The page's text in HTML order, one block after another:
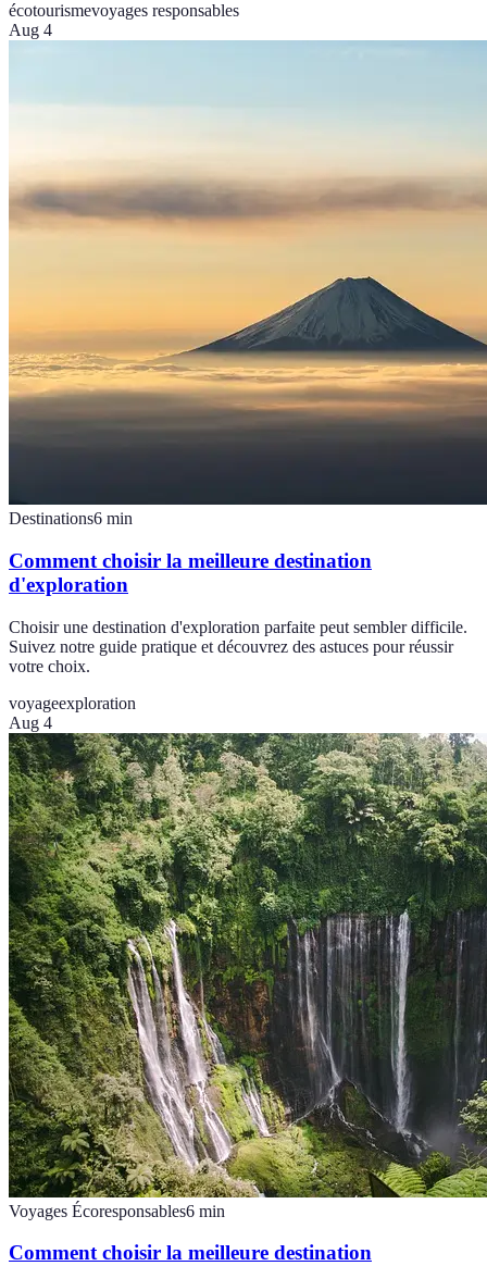
écotourismevoyages responsables
Aug 4
Destinations6 min
Comment choisir la meilleure destination
d'exploration
Choisir une destination d'exploration parfaite peut sembler difficile.
Suivez notre guide pratique et découvrez des astuces pour réussir
votre choix.
voyageexploration
Aug 4
Voyages Écoresponsables6 min
Comment choisir la meilleure destination